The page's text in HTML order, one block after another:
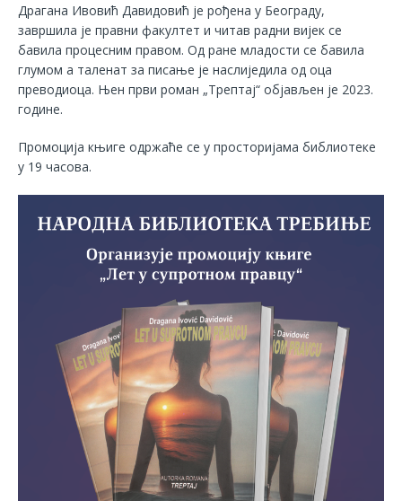
Драгана Ивовић Давидовић је рођена у Београду,
завршила је правни факултет и читав радни вијек се
бавила процесним правом. Од ране младости се бавила
глумом а таленат за писање је наслиједила од оца
преводиоца. Њен први роман „Трептај“ објављен је 2023.
године.
Промоција књиге одржаће се у просторијама библиотеке
у 19 часова.